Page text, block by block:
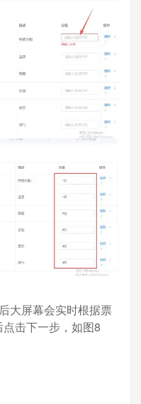
大屏幕会实时根据票
击下一步，如图8